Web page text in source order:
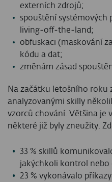
externích zdrojů;
spouštění systémových
living‑off‑the‑land;
obfuskaci (maskování
kódu a dat;
změnám zásad
Na začátku letošního roku
analyzovanými skilly
vzorců chování. Většina je
některé již byly zneužity.
33 % skillů
jakýchkoli kontrol nebo
23 % vykonávalo